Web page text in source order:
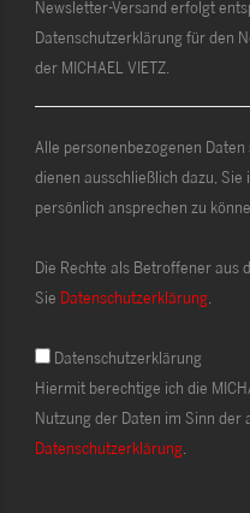
Newsletter-Versand erfolgt
Datenschutzerklärung für den
der MICHAEL VIETZ.
Alle personenbezogenen
dienen ausschließlich dazu, Sie
persönlich ansprechen zu
Die Rechte als Betroffener aus
Sie Datenschutzerklärung.
Datenschutzerklärung
Hiermit berechtige ich die
Nutzung der Daten im Sinn der
Datenschutzerklärung.